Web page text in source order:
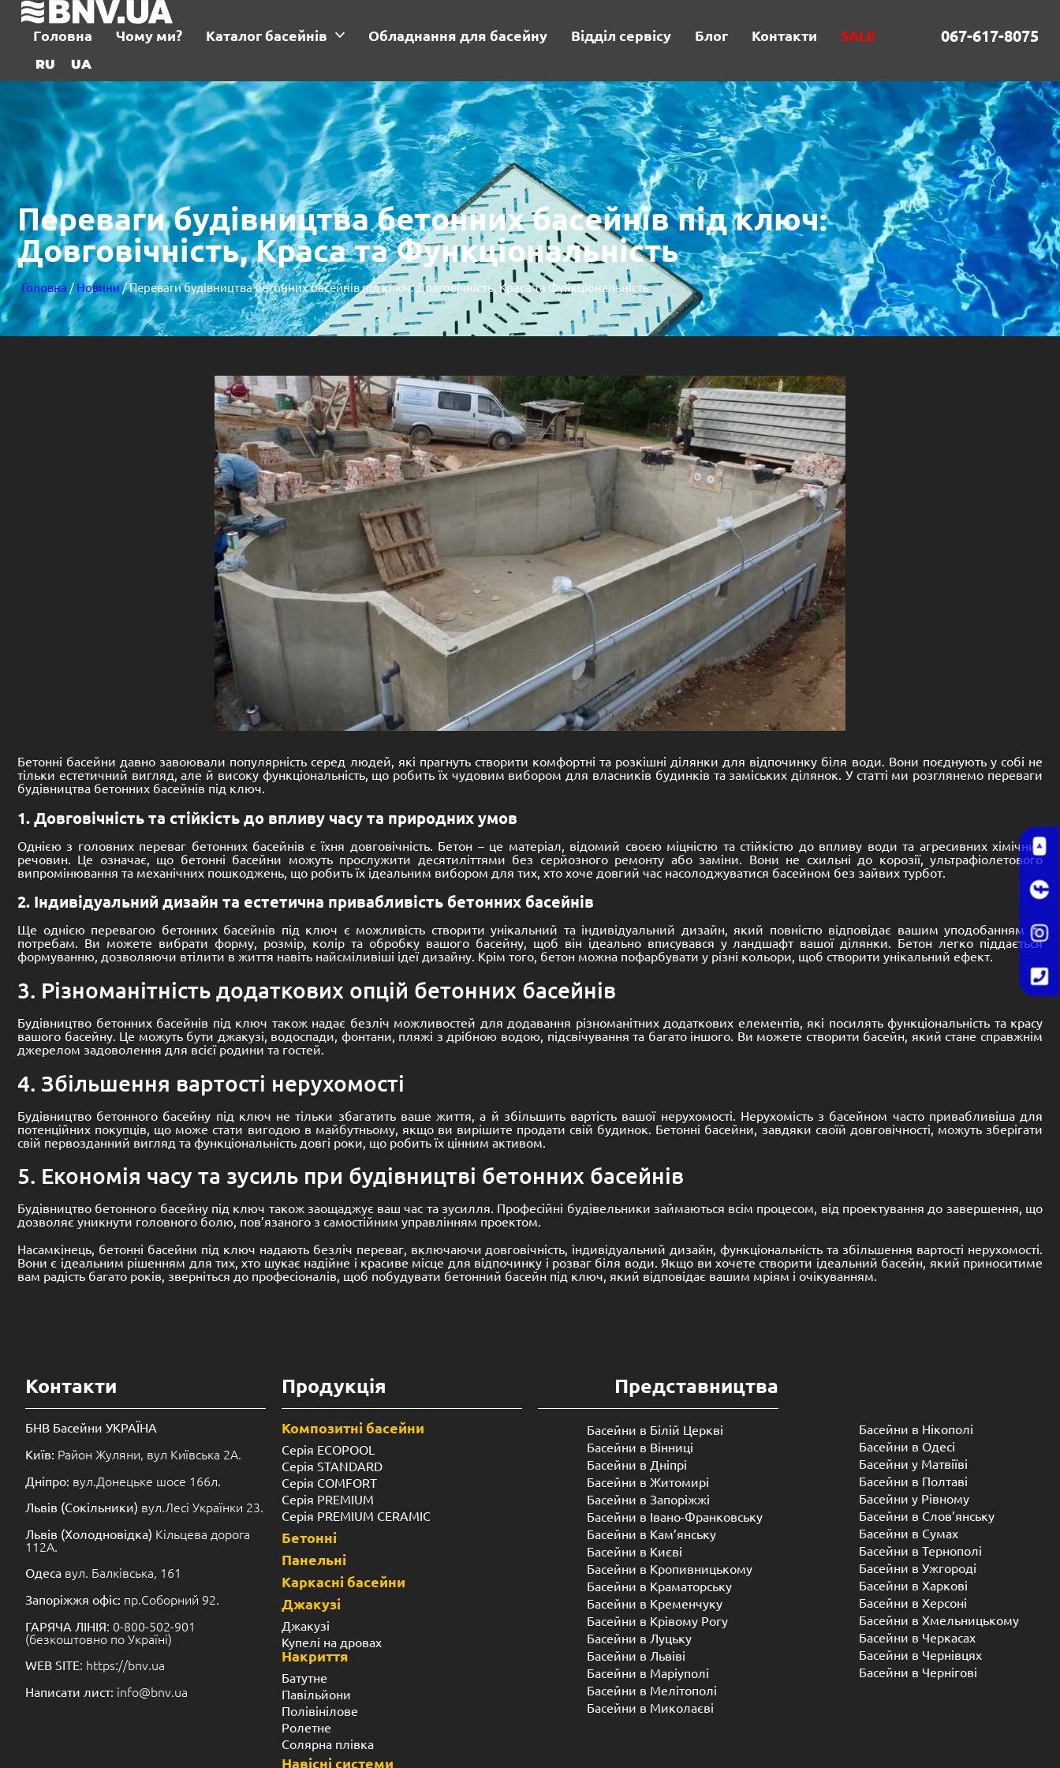
Головна Чому ми? Каталог басейнів Обладнання для басейну Відділ сервісу Блог Контакти SALE 067-617-8075
RU UA
Переваги будівництва бетонних басейнів під ключ:
Довговічність, Краса та Функціональність
Головна / Новини/ Переваги будівництва бетонних басейнів під ключ: Довговічність, Краса та Функціональність
Бетонні басейни давно завоювали популярність серед людей, які прагнуть створити комфортні та розкішні ділянки для відпочинку біля води. Вони поєднують у собі не
тільки естетичний вигляд, але й високу функціональність, що робить їх чудовим вибором для власників будинків та заміських ділянок. У статті ми розглянемо переваги
будівництва бетонних басейнів під ключ.
1. Довговічність та стійкість до впливу часу та природних умов
Однією з головних переваг бетонних басейнів є їхня довговічність. Бетон – це матеріал, відомий своєю міцністю та стійкістю до впливу води та агресивних хімічних
речовин. Це означає, що бетонні басейни можуть прослужити десятиліттями без серйозного ремонту або заміни. Вони не схильні до корозії, ультрафіолетового
випромінювання та механічних пошкоджень, що робить їх ідеальним вибором для тих, хто хоче довгий час насолоджуватися басейном без зайвих турбот.
2. Індивідуальний дизайн та естетична привабливість бетонних басейнів
Ще однією перевагою бетонних басейнів під ключ є можливість створити унікальний та індивідуальний дизайн, який повністю відповідає вашим уподобанням та
потребам. Ви можете вибрати форму, розмір, колір та обробку вашого басейну, щоб він ідеально вписувався у ландшафт вашої ділянки. Бетон легко піддається
формуванню, дозволяючи втілити в життя навіть найсміливіші ідеї дизайну. Крім того, бетон можна пофарбувати у різні кольори, щоб створити унікальний ефект.
3. Різноманітність додаткових опцій бетонних басейнів
Будівництво бетонних басейнів під ключ також надає безліч можливостей для додавання різноманітних додаткових елементів, які посилять функціональність та красу
вашого басейну. Це можуть бути джакузі, водоспади, фонтани, пляжі з дрібною водою, підсвічування та багато іншого. Ви можете створити басейн, який стане справжнім
джерелом задоволення для всієї родини та гостей.
4. Збільшення вартості нерухомості
Будівництво бетонного басейну під ключ не тільки збагатить ваше життя, а й збільшить вартість вашої нерухомості. Нерухомість з басейном часто привабливіша для
потенційних покупців, що може стати вигодою в майбутньому, якщо ви вирішите продати свій будинок. Бетонні басейни, завдяки своїй довговічності, можуть зберігати
свій первозданний вигляд та функціональність довгі роки, що робить їх цінним активом.
5. Економія часу та зусиль при будівництві бетонних басейнів
Будівництво бетонного басейну під ключ також заощаджує ваш час та зусилля. Професійні будівельники займаються всім процесом, від проектування до завершення, що
дозволяє уникнути головного болю, пов’язаного з самостійним управлінням проектом.
Насамкінець, бетонні басейни під ключ надають безліч переваг, включаючи довговічність, індивідуальний дизайн, функціональність та збільшення вартості нерухомості.
Вони є ідеальним рішенням для тих, хто шукає надійне і красиве місце для відпочинку і розваг біля води. Якщо ви хочете створити ідеальний басейн, який приноситиме
вам радість багато років, зверніться до професіоналів, щоб побудувати бетонний басейн під ключ, який відповідає вашим мріям і очікуванням.
Контакти
БНВ Басейни УКРАЇНА
Київ: Район Жуляни, вул Київська 2А.
Дніпро: вул.Донецьке шосе 166л.
Львів (Сокільники) вул.Лесі Українки 23.
Львів (Холодновідка) Кільцева дорога
112А.
Одеса вул. Балківська, 161
Запоріжжя офіс: пр.Соборний 92.
ГАРЯЧА ЛІНІЯ: 0-800-502-901
(безкоштовно по Україні)
WEB SITE: https://bnv.ua
Написати лист: info@bnv.ua
Продукція
Композитні басейни
Серія ECOPOOL
Серія STANDARD
Серія COMFORT
Серія PREMIUM
Серія PREMIUM CERAMIC
Бетонні
Панельні
Каркасні басейни
Джакузі
Джакузі
Купелі на дровах
Накриття
Батутне
Павільйони
Полівінілове
Ролетне
Солярна плівка
Навісні системи
Представництва
Басейни в Білій Церкві
Басейни в Вінниці
Басейни в Дніпрі
Басейни в Житомирі
Басейни в Запоріжжі
Басейни в Івано-Франковську
Басейни в Кам’янську
Басейни в Києві
Басейни в Кропивницькому
Басейни в Краматорську
Басейни в Кременчуку
Басейни в Крівому Рогу
Басейни в Луцьку
Басейни в Львіві
Басейни в Маріуполі
Басейни в Мелітополі
Басейни в Миколаєві
Басейни в Нікополі
Басейни в Одесі
Басейни у Матвіїві
Басейни в Полтаві
Басейни у ​​Рівному
Басейни в Слов’янську
Басейни в Сумах
Басейни в Тернополі
Басейни в Ужгороді
Басейни в Харкові
Басейни в Херсоні
Басейни в Хмельницькому
Басейни в Черкасах
Басейни в Чернівцях
Басейни в Чернігові